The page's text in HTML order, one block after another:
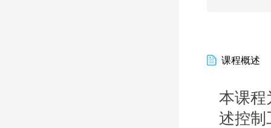
课程概述
本课程
述控制